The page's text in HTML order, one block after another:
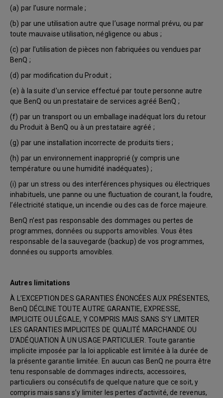
(a) par l’usure normale ;
(b) par une utilisation autre que l’usage normal prévu, ou par
toute mauvaise utilisation, négligence ou abus ;
(c) par l’utilisation de pièces non fabriquées ou vendues par
BenQ ;
(d) par modification du Produit ;
(e) à la suite d’un service effectué par toute personne autre
que BenQ ou un prestataire de services agréé BenQ ;
(f) par un transport ou un emballage inadéquat lors du retour
du Produit à BenQ ou à un prestataire agréé ;
(g) par une installation incorrecte de produits tiers ;
(h) par un environnement inapproprié (y compris une
température ou une humidité inadéquates) ;
(i) par un stress ou des interférences physiques ou électriques
inhabituels, une panne ou une fluctuation de courant, la foudre,
l’électricité statique, un incendie ou des cas de force majeure.
BenQ n’est pas responsable des dommages ou pertes de
programmes, données ou supports amovibles. Vous êtes
responsable de la sauvegarde (backup) de vos programmes,
données ou supports amovibles.
Autres limitations
À L’EXCEPTION DES GARANTIES ÉNONCÉES AUX PRÉSENTES,
BenQ DÉCLINE TOUTE AUTRE GARANTIE, EXPRESSE,
IMPLICITE OU LÉGALE, Y COMPRIS MAIS SANS S’Y LIMITER
LES GARANTIES IMPLICITES DE QUALITÉ MARCHANDE OU
D’ADÉQUATION À UN USAGE PARTICULIER. Toute garantie
implicite imposée par la loi applicable est limitée à la durée de
la présente garantie limitée. En aucun cas BenQ ne pourra être
tenu responsable de dommages indirects, accessoires,
particuliers ou consécutifs de quelque nature que ce soit, y
compris mais sans s’y limiter les pertes d’activité, de revenus,